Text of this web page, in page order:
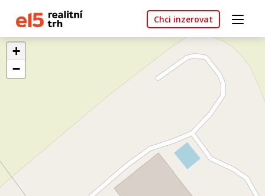
Chci inzerovat
+
−